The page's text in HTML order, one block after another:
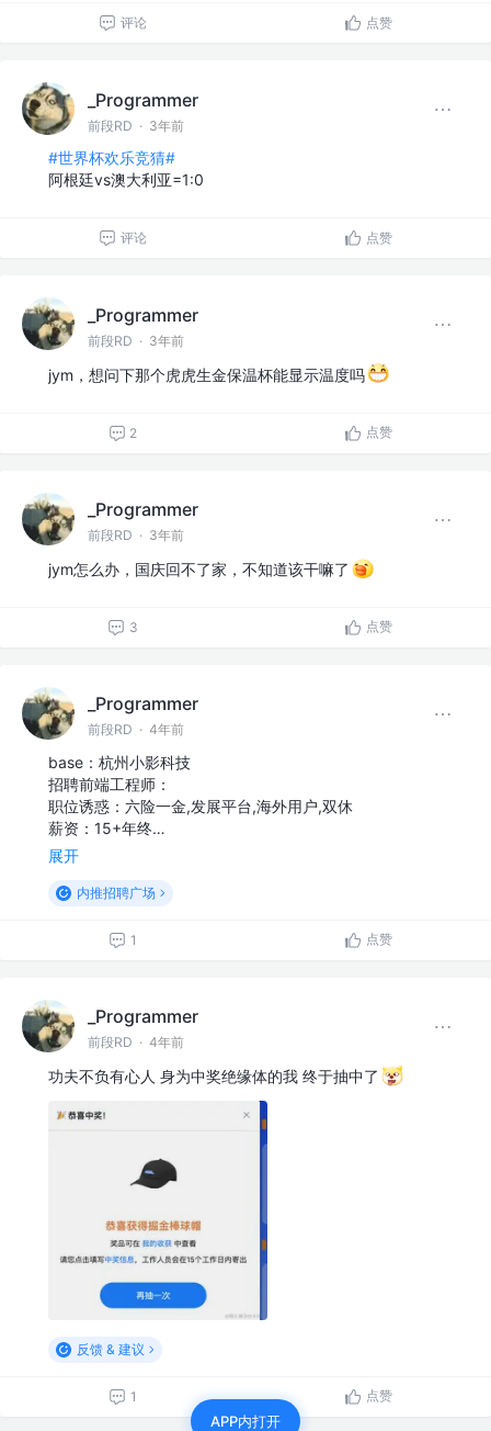
评论 点赞
_Programmer
前段RD · 3年前
#世界杯欢乐竞猜#
阿根廷vs澳大利亚=1:0
评论 点赞
_Programmer
前段RD · 3年前
jym，想问下那个虎虎生金保温杯能显示温度吗
2 点赞
_Programmer
前段RD · 3年前
jym怎么办，国庆回不了家，不知道该干嘛了
3 点赞
_Programmer
前段RD · 4年前
base：杭州小影科技
招聘前端工程师：
职位诱惑：六险一金,发展平台,海外用户,双休
薪资：15+年终…
展开
内推招聘广场
1 点赞
_Programmer
前段RD · 4年前
功夫不负有心人 身为中奖绝缘体的我 终于抽中了
反馈 & 建议
1 点赞
APP内打开